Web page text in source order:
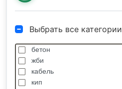
Выбрать все категории
бетон
жби
кабель
кип